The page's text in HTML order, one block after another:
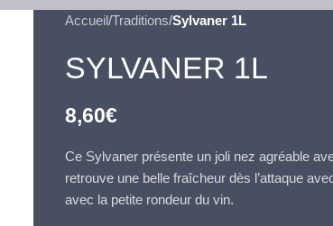
Accueil/Traditions/Sylvaner 1L
SYLVANER 1L
8,60€
Ce Sylvaner présente un joli nez agréable
retrouve une belle fraîcheur dès l’attaque
avec la petite rondeur du vin.